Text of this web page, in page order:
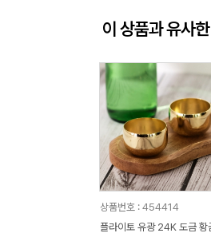
이 상품과 유사한
상품번호 : 454414
플라이토 유광 24K 도금 황금 소